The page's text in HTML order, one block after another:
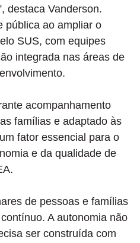
destaca Vanderson.
pública ao ampliar o
SUS, com equipes
integrada nas áreas de
acompanhamento
famílias e adaptado às
fator essencial para o
e da qualidade de
de pessoas e famílias
A autonomia não
ser construída com